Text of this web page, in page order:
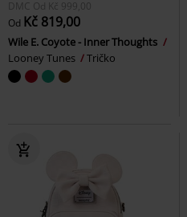
DMC Od Kč 999,00
Od Kč 819,00
Wile E. Coyote - Inner Thoughts
Looney Tunes
Tričko